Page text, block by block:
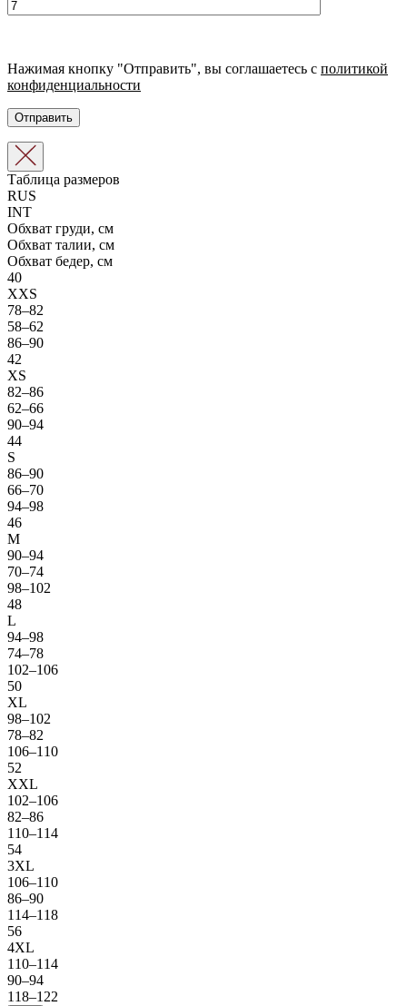
Нажимая кнопку "Отправить", вы соглашаетесь с политикой
конфиденциальности
Таблица размеров
RUS
INT
Обхват груди, см
Обхват талии, см
Обхват бедер, см
40
XXS
78–82
58–62
86–90
42
XS
82–86
62–66
90–94
44
S
86–90
66–70
94–98
46
M
90–94
70–74
98–102
48
L
94–98
74–78
102–106
50
XL
98–102
78–82
106–110
52
XXL
102–106
82–86
110–114
54
3XL
106–110
86–90
114–118
56
4XL
110–114
90–94
118–122